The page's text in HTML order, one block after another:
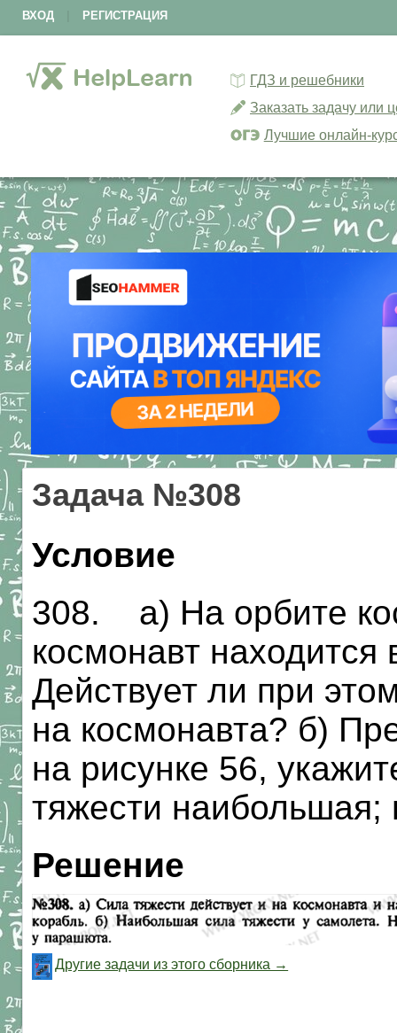
ВХОД РЕГИСТРАЦИЯ
ГДЗ и решебники
Заказать задачу или
Лучшие онлайн-
Задача №308
Условие
308. а) На орбите
космонавт находится
Действует ли при
на космонавта? б)
на рисунке 56,
тяжести
Решение
Другие задачи из этого сборника →